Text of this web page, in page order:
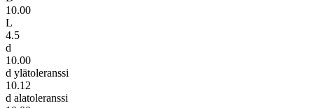
10.00
L
4.5
d
10.00
d ylätoleranssi
10.12
d alatoleranssi